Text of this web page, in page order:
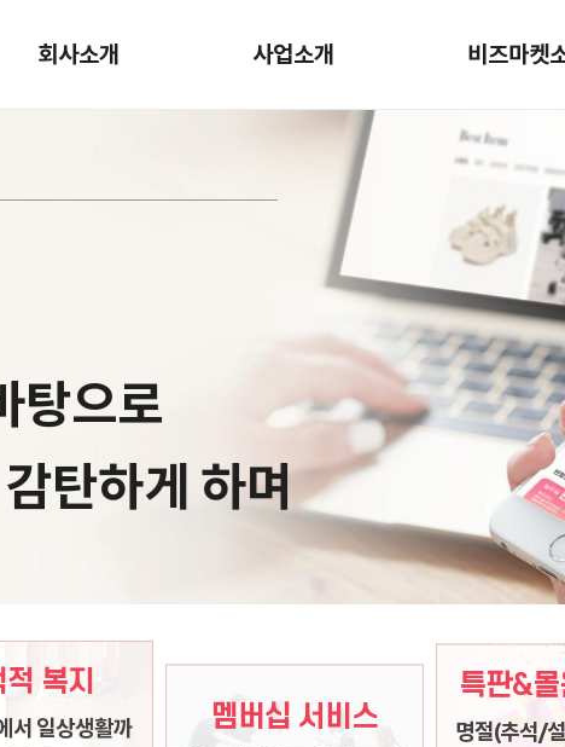
회사소개 사업소개 비즈마켓
을 합니다
복지
서 일상생활까
서 일상생활까지
업, 민간기업, 그룹사
멤버십 서비스
원에게
특판&
명절(추석/
명절(추석/설
시